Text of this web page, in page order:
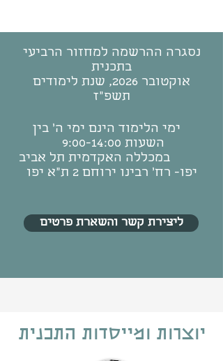
נסגרה ההרשמה למחזור הרביעי
בתכנית
אוקטובר 2026, שנת לימודים
תשפ"ז
ימי הלימוד הינם ימי ה' בין
השעות 9:00-14:00
במכללה האקדמית תל אביב
יפו- רח' רבינו ירוחם 2 ת"א יפו
ליצירת קשר והשארת פרטים
יוצרות ומייסדות התכנית